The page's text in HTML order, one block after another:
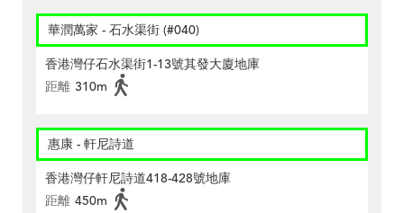
華潤萬家 - 石水渠街 (#040)
香港灣仔石水渠街1-13號其發大廈地庫
距離 310m
惠康 - 軒尼詩道
香港灣仔軒尼詩道418-428號地庫
距離 450m